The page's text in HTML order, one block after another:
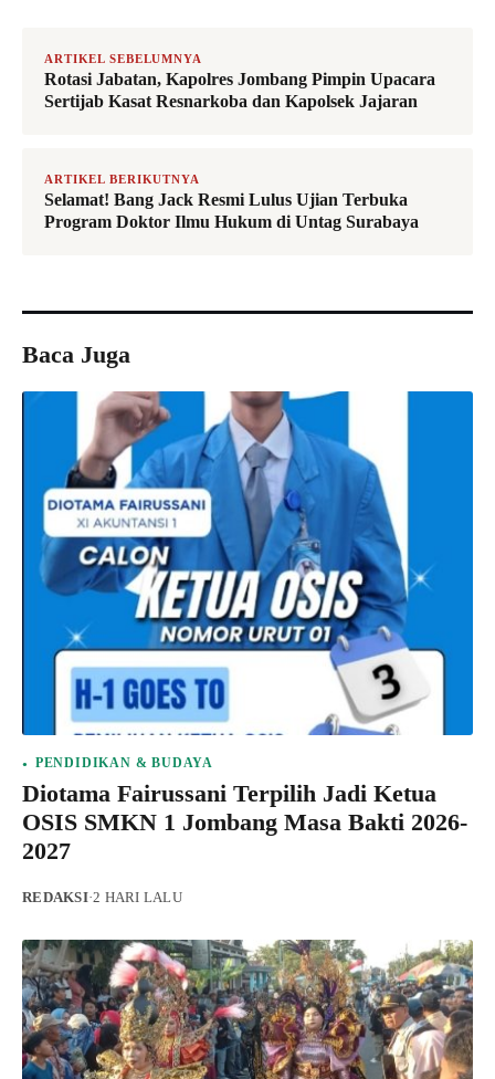
ARTIKEL SEBELUMNYA
Rotasi Jabatan, Kapolres Jombang Pimpin Upacara
Sertijab Kasat Resnarkoba dan Kapolsek Jajaran
ARTIKEL BERIKUTNYA
Selamat! Bang Jack Resmi Lulus Ujian Terbuka
Program Doktor Ilmu Hukum di Untag Surabaya
Baca Juga
PENDIDIKAN & BUDAYA
Diotama Fairussani Terpilih Jadi Ketua
OSIS SMKN 1 Jombang Masa Bakti 2026-
2027
REDAKSI·2 HARI LALU